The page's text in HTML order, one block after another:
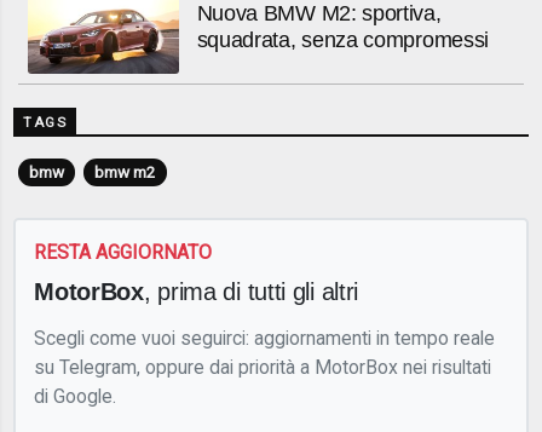
Nuova BMW M2: sportiva,
squadrata, senza compromessi
TAGS
bmw bmw m2
RESTA AGGIORNATO
MotorBox, prima di tutti gli altri
Scegli come vuoi seguirci: aggiornamenti in tempo reale
su Telegram, oppure dai priorità a MotorBox nei risultati
di Google.